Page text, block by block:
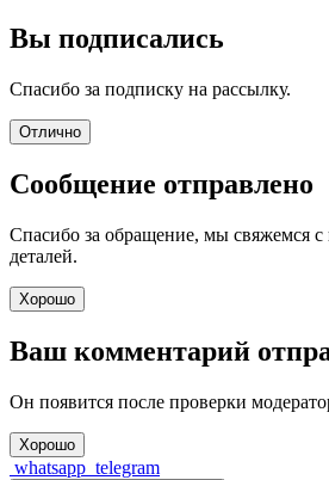
Вы подписались
Спасибо за подписку на рассылку.
Отлично
Сообщение отправлено
Спасибо за обращение, мы свяжемся с
деталей.
Хорошо
Ваш комментарий
Он появится после проверки
Хорошо
whatsapp telegram